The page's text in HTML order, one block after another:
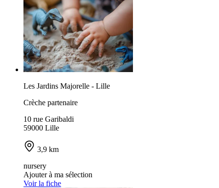
Les Jardins Majorelle - Lille
Crèche partenaire
10 rue Garibaldi
59000 Lille
3,9 km
nursery
Ajouter à ma sélection
Voir la fiche